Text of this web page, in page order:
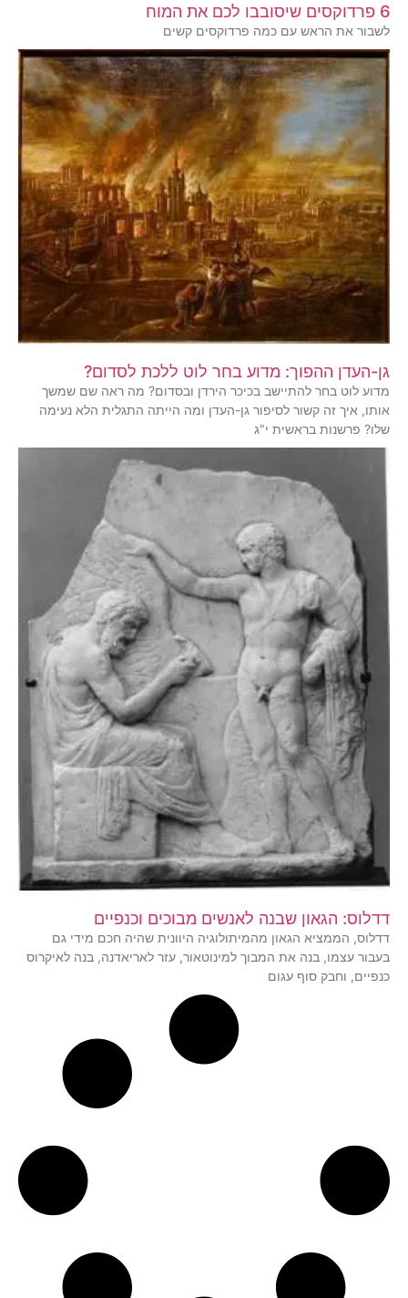
6 פרדוקסים שיסובבו לכם את המוח
לשבור את הראש עם כמה פרדוקסים קשים
גן-העדן ההפוך: מדוע בחר לוט ללכת לסדום?
מדוע לוט בחר להתיישב בכיכר הירדן ובסדום? מה ראה שם שמשך
אותו, איך זה קשור לסיפור גן-העדן ומה הייתה התגלית הלא נעימה
שלו? פרשנות בראשית י"ג
דדלוס: הגאון שבנה לאנשים מבוכים וכנפיים
דדלוס, הממציא הגאון מהמיתולוגיה היוונית שהיה חכם מידי גם
בעבור עצמו, בנה את המבוך למינוטאור, עזר לאריאדנה, בנה לאיקרוס
כנפיים, וחבק סוף עגום